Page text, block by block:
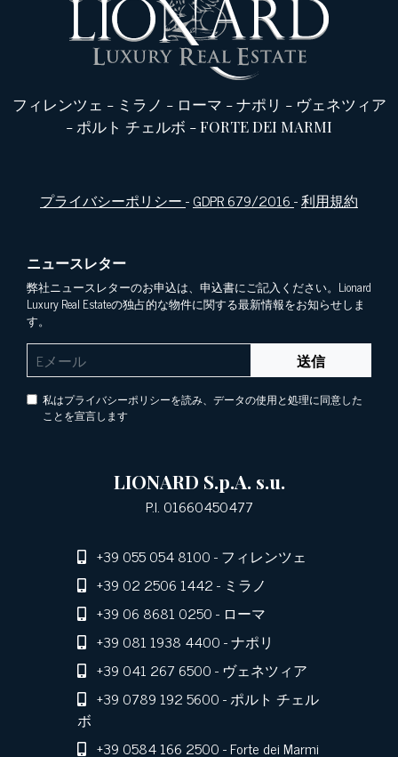
フィレンツェ - ミラノ - ローマ -ナポリ - ヴェネツィア
- ポルト チェルボ -FORTE DEI MARMI
プライバシーポリシー-GDPR 679/2016-利用規約
ニュースレター
弊社ニュースレターのお申込は、申込書にご記入ください。Lionard
Luxury Real Estateの独占的な物件に関する最新情報をお知らせしま
す。
送信
私はプライバシーポリシーを読み、データの使用と処理に同意した
ことを宣言します
LIONARD S.p.A. s.u.
P.I. 01660450477
+39 055 054 8100- フィレンツェ
+39 02 2506 1442- ミラノ
+39 06 8681 0250- ローマ
+39 081 1938 4400- ナポリ
+39 041 267 6500- ヴェネツィア
+39 0789 192 5600- ポルト チェル
ボ
+39 0584 166 2500- Forte dei Marmi